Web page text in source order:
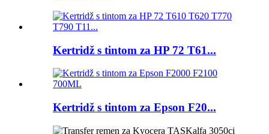
Kertridž s tintom za HP 72 T61...
Kertridž s tintom za Epson F20...